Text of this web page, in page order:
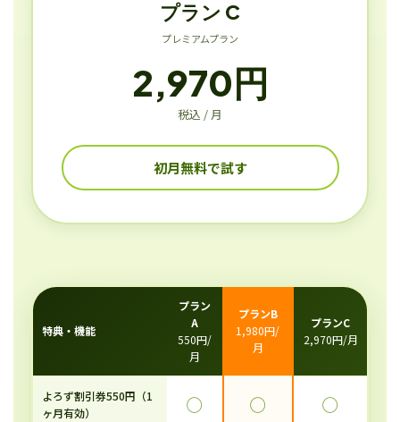
プラン C
プレミアムプラン
2,970円
税込 / 月
初月無料で試す
特典・機能
プラン
A
550円/
月
プランB
1,980円/
月
プランC
2,970円/月
よろず割引券550円（1
ヶ月有効）
◯ ◯ ◯